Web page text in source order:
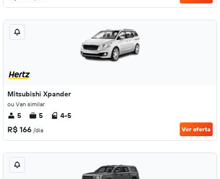
Mitsubishi Xpander
ou Van similar
5 5 4-5
R$ 166 /dia Ver oferta